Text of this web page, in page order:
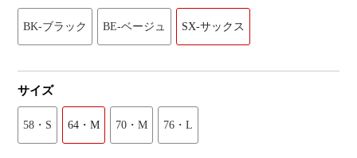
BK-ブラック BE-ベージュ SX-サックス
サイズ
58・S 64・M 70・M 76・L